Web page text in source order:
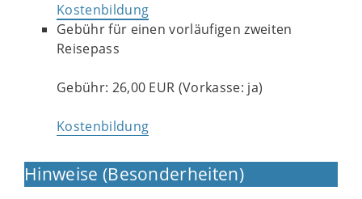
Kostenbildung
Gebühr für einen vorläufigen zweiten
Reisepass
Gebühr: 26,00 EUR (Vorkasse: ja)
Kostenbildung
Hinweise (Besonderheiten)